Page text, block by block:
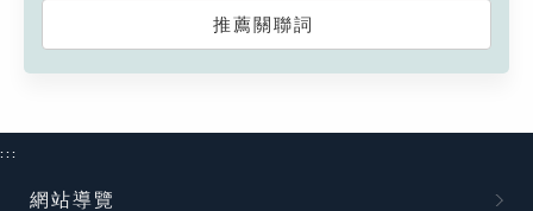
推薦關聯詞
:::
網站導覽